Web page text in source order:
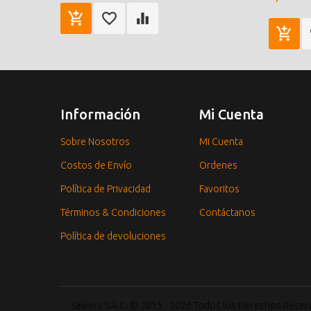
Información
Sobre Nosotros
Costos de Envío
Política de Privacidad
Términos & Condiciones
Política de devoluciones
Mi Cuenta
Mi Cuenta
Ordenes
Favoritos
Contáctanos